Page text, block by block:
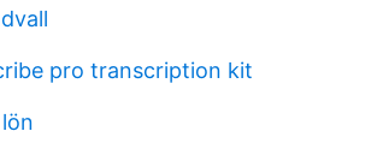
pro transcription kit